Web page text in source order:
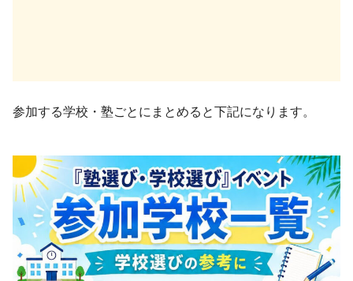
参加する学校・塾ごとにまとめると下記になります。